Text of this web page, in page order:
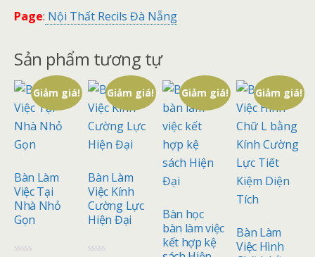
Page: Nội Thất Recils Đà Nẵng
Sản phẩm tương tự
Giảm giá!
Bàn Làm
Việc Tại
Nhà Nhỏ
Gọn
Giảm giá!
Bàn Làm
Việc Kính
Cường Lực
Hiện Đại
Giảm giá!
Bàn học
bàn làm việc
kết hợp kệ
Giảm giá!
Bàn Làm
Việc Hình